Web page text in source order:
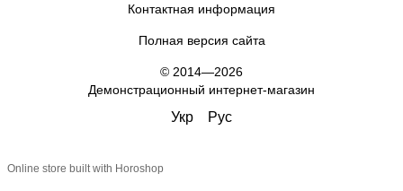
Контактная информация
Полная версия сайта
© 2014—2026
Демонстрационный интернет-магазин
Укр Рус
Online store built with Horoshop